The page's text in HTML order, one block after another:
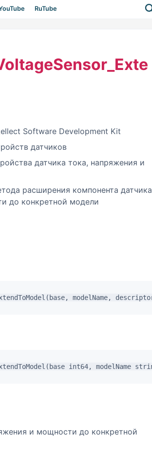
RuTube
Software Development Kit
датчиков
датчика тока, напряжения и
расширения компонента датчика
до конкретной модели
и мощности до конкретной